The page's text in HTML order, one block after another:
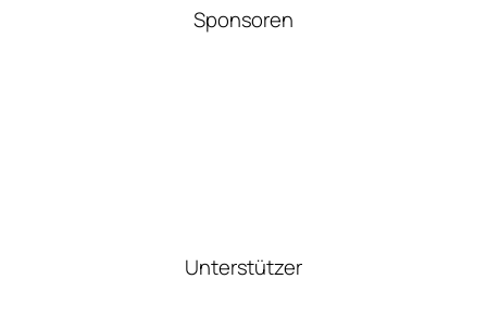
Sponsoren
Unterstützer